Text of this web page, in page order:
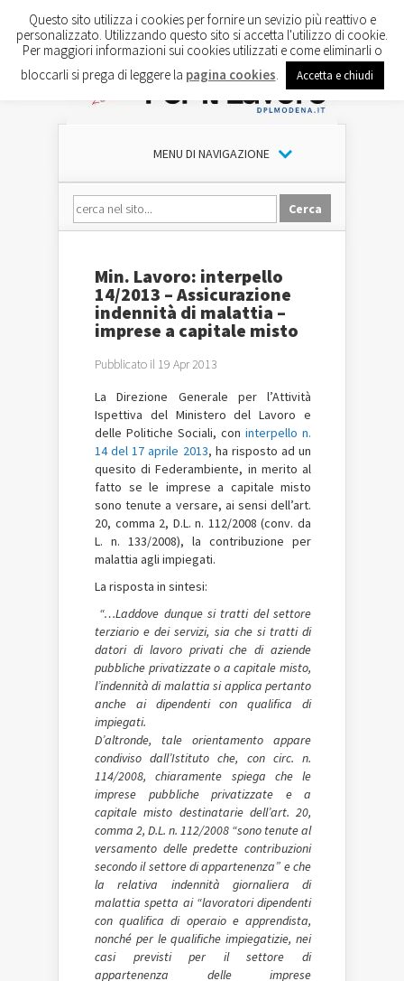
MENU DI NAVIGAZIONE
Min. Lavoro: interpello
14/2013 – Assicurazione
indennità di malattia –
imprese a capitale misto
Pubblicato il 19 Apr 2013
La Direzione Generale per l’Attività
Ispettiva del Ministero del Lavoro e
delle Politiche Sociali, con interpello n.
14 del 17 aprile 2013, ha risposto ad un
quesito di Federambiente, in merito al
fatto se le imprese a capitale misto
sono tenute a versare, ai sensi dell’art.
20, comma 2, D.L. n. 112/2008 (conv. da
L. n. 133/2008), la contribuzione per
malattia agli impiegati.
La risposta in sintesi:
“…Laddove dunque si tratti del settore
terziario e dei servizi, sia che si tratti di
datori di lavoro privati che di aziende
pubbliche privatizzate o a capitale misto,
l’indennità di malattia si applica pertanto
anche ai dipendenti con qualifica di
impiegati.
D’altronde, tale orientamento appare
condiviso dall’Istituto che, con circ. n.
114/2008, chiaramente spiega che le
imprese pubbliche privatizzate e a
capitale misto destinatarie dell’art. 20,
comma 2, D.L. n. 112/2008 “sono tenute al
versamento delle predette contribuzioni
secondo il settore di appartenenza” e che
la relativa indennità giornaliera di
malattia spetta ai “lavoratori dipendenti
con qualifica di operaio e apprendista,
nonché per le qualifiche impiegatizie, nei
casi previsti per il settore di
appartenenza delle imprese
Questo sito utilizza i cookies per fornire un sevizio più reattivo e
personalizzato. Utilizzando questo sito si accetta l'utilizzo di cookie.
Per maggiori informazioni sui cookies utilizzati e come eliminarli o
bloccarli si prega di leggere la pagina cookies Accetta e chiudi